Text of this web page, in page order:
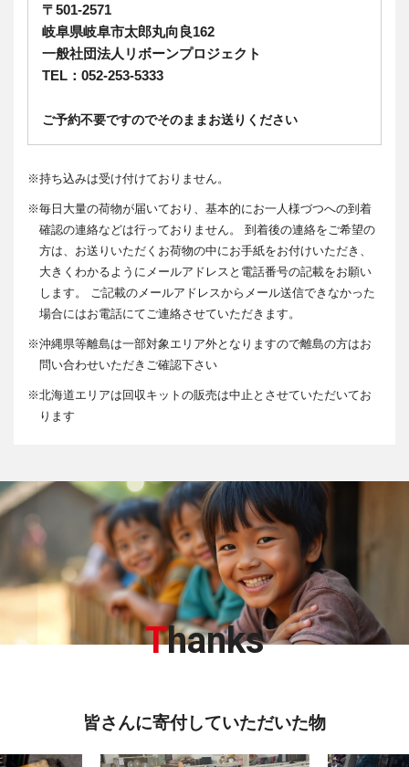
〒501-2571
岐阜県岐阜市太郎丸向良162
一般社団法人リボーンプロジェクト
TEL：052-253-5333
ご予約不要ですのでそのままお送りください
※持ち込みは受け付けておりません。
※毎日大量の荷物が届いており、基本的にお一人様づつへの到着
確認の連絡などは行っておりません。 到着後の連絡をご希望の
方は、お送りいただくお荷物の中にお手紙をお付けいただき、
大きくわかるようにメールアドレスと電話番号の記載をお願い
します。 ご記載のメールアドレスからメール送信できなかった
場合にはお電話にてご連絡させていただきます。
※沖縄県等離島は一部対象エリア外となりますので離島の方はお
問い合わせいただきご確認下さい
※北海道エリアは回収キットの販売は中止とさせていただいてお
ります
Thanks
皆さんに寄付していただいた物